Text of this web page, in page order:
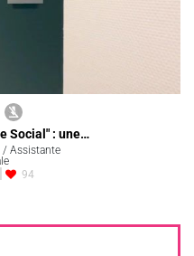
Social" : une…
/ Assistante
94